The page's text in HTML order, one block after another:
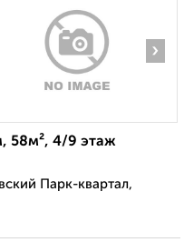
›
58м², 4/9 этаж
Парк-квартал,